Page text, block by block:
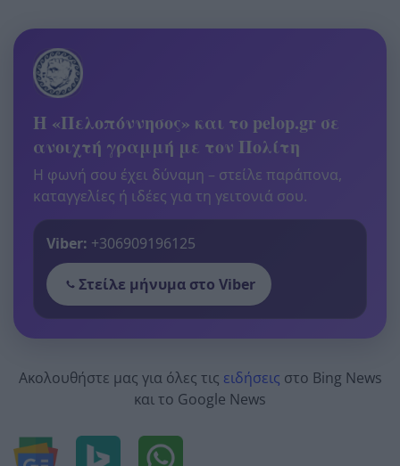
Η «Πελοπόννησος» και το pelop.gr σε
ανοιχτή γραμμή με τον Πολίτη
Η φωνή σου έχει δύναμη – στείλε παράπονα,
καταγγελίες ή ιδέες για τη γειτονιά σου.
Viber: +306909196125
Στείλε μήνυμα στο Viber
Ακολουθήστε μας για όλες τις ειδήσεις στο Bing News
και το Google News